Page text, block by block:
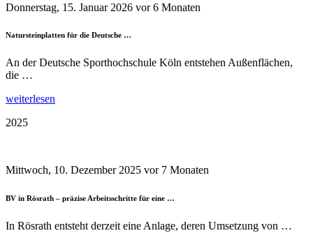
Donnerstag, 15. Januar 2026 vor 6 Monaten
Natursteinplatten für die Deutsche …
An der Deutsche Sporthochschule Köln entstehen Außenflächen,
die …
weiterlesen
2025
Mittwoch, 10. Dezember 2025 vor 7 Monaten
BV in Rösrath – präzise Arbeitsschritte für eine …
In Rösrath entsteht derzeit eine Anlage, deren Umsetzung von …